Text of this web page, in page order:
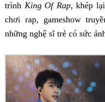
trình King Of Rap, khép
chơi rap, gameshow
những nghệ sĩ trẻ có sức